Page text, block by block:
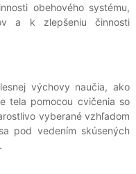
obehového systému,
a k zlepšeniu činnosti
výchovy naučia, ako
tela pomocou cvičenia so
vyberané vzhľadom
pod vedením skúsených